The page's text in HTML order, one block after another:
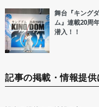
舞台『キング
ム』連載20周
潜入！！
記事の掲載・情報提供